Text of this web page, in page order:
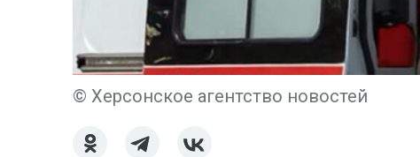
© Херсонское агентство новостей